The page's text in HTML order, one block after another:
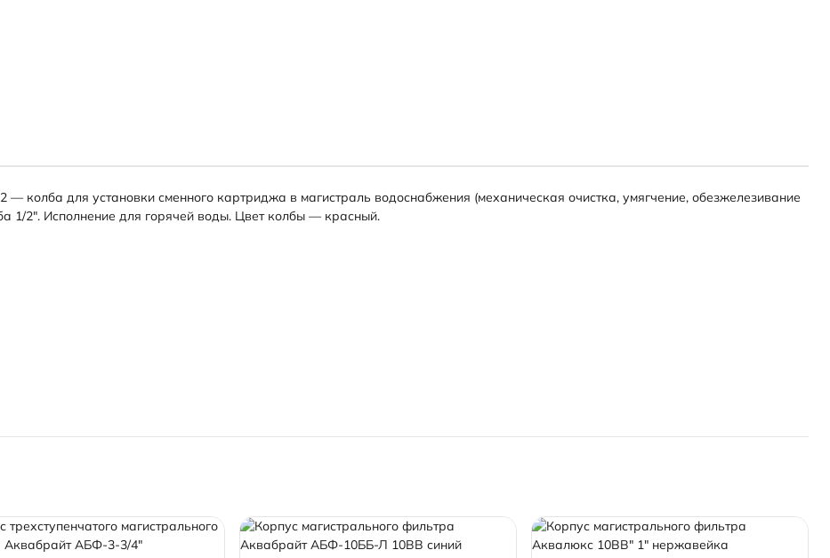
колба для установки сменного картриджа в магистраль водоснабжения (механическая очистка, умягчение, обезжелезивание
1/2". Исполнение для горячей воды. Цвет колбы — красный.